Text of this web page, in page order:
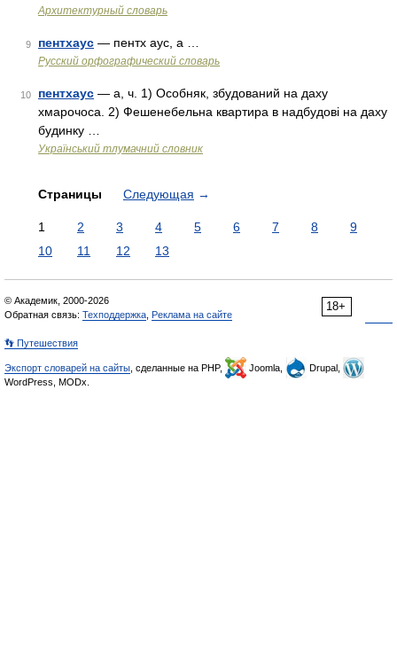
Архитектурный словарь
9 пентхаус — пентх аус, а …
Русский орфографический словарь
10 пентхаус — а, ч. 1) Особняк, збудований на даху
хмарочоса. 2) Фешенебельна квартира в надбудові на даху
будинку …
Український тлумачний словник
Страницы Следующая →
1 2 3 4 5 6 7 8
9
10
11 12 13
18+
© Академик, 2000-2026
Обратная связь: Техподдержка Реклама на сайте
👣 Путешествия
Экспорт словарей на сайты , сделанные на PHP, Joomla,
Drupal,
WordPress, MODx.